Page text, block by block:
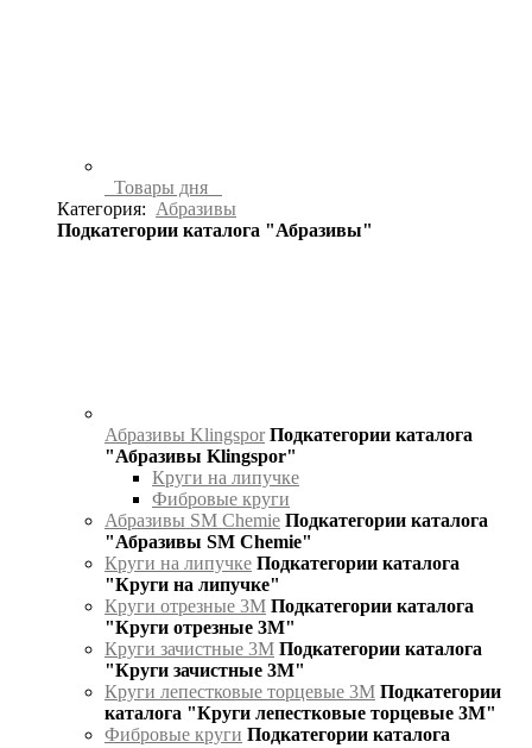
Товары дня
Категория: Абразивы
Подкатегории каталога "Абразивы"
Абразивы Klingspor Подкатегории каталога
"Абразивы Klingspor"
Круги на липучке
Фибровые круги
Абразивы SM Chemie Подкатегории каталога
"Абразивы SM Chemie"
Круги на липучке Подкатегории каталога
"Круги на липучке"
Круги отрезные 3М Подкатегории каталога
"Круги отрезные 3М"
Круги зачистные 3М Подкатегории каталога
"Круги зачистные 3М"
Круги лепестковые торцевые 3М Подкатегории
каталога "Круги лепестковые торцевые 3М"
Фибровые круги Подкатегории каталога